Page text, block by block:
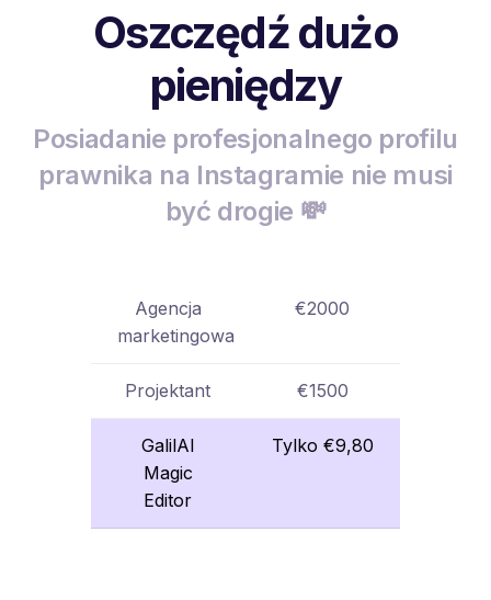
Oszczędź dużo
pieniędzy
Posiadanie profesjonalnego profilu
prawnika na Instagramie nie musi
być drogie 💸
Agencja
marketingowa
€2000
Projektant €1500
GalilAI
Magic
Editor
Tylko €9,80